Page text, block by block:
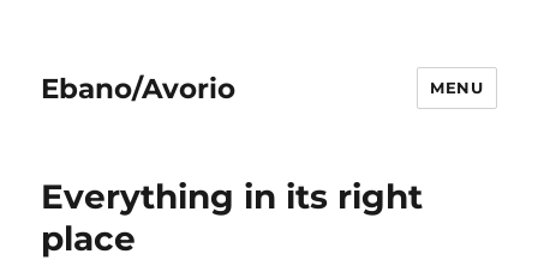
Ebano/Avorio MENU
Everything in its right
place